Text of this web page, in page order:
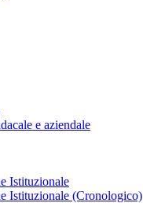
e aziendale
Istituzionale
Istituzionale (Cronologico)